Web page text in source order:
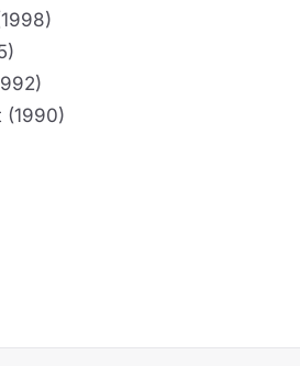
(1990)